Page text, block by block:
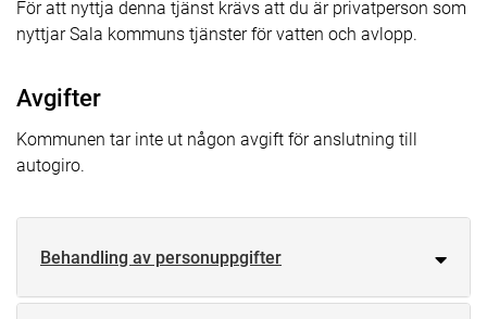
För att nyttja denna tjänst krävs att du är privatperson som
nyttjar Sala kommuns tjänster för vatten och avlopp.
Avgifter
Kommunen tar inte ut någon avgift för anslutning till
autogiro.
Behandling av personuppgifter